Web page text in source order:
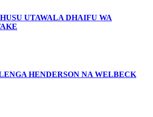
UTAWALA DHAIFU WA
HENDERSON NA WELBECK